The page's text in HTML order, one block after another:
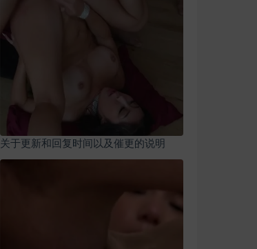
关于更新和回复时间以及催更的说明